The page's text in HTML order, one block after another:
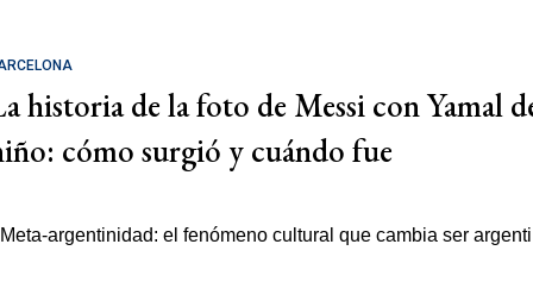
historia de la foto de Messi con Yamal
cómo surgió y cuándo fue